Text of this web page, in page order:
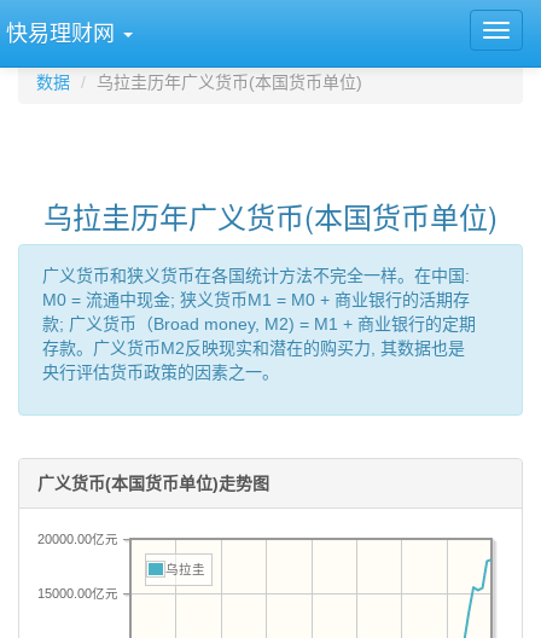
快易理财网
数据 乌拉圭历年广义货币(本国货币单位)
乌拉圭历年广义货币(本国货币单位)
广义货币和狭义货币在各国统计方法不完全一样。在中国:
M0 = 流通中现金; 狭义货币M1 = M0 + 商业银行的活期存
款; 广义货币（Broad money, M2) = M1 + 商业银行的定期
存款。广义货币M2反映现实和潜在的购买力, 其数据也是
央行评估货币政策的因素之一。
广义货币(本国货币单位)走势图
15000.00亿元
20000.00亿元
乌拉圭